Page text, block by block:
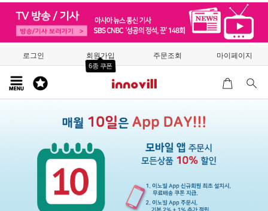
로그인 회원가입
6종 쿠폰
주문조회 마이페이지